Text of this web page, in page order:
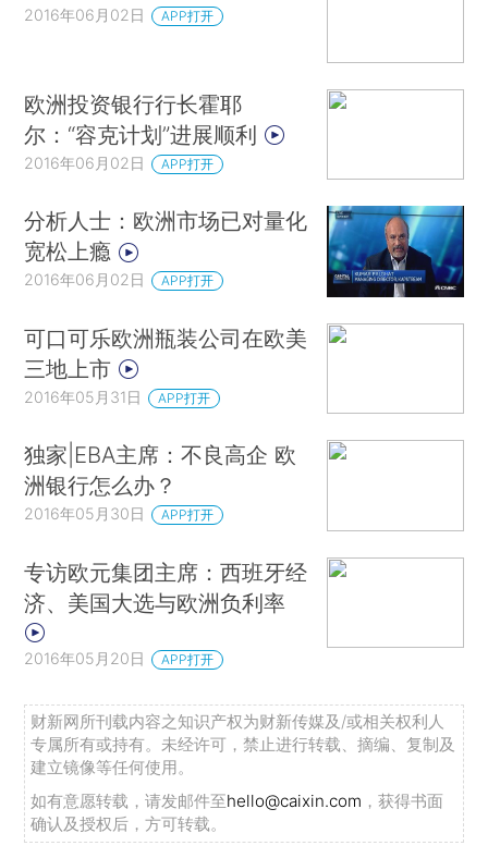
2016年06月02日 APP打开
欧洲投资银行行长霍耶
尔：“容克计划”进展顺利
2016年06月02日 APP打开
分析人士：欧洲市场已对量化
宽松上瘾
2016年06月02日 APP打开
可口可乐欧洲瓶装公司在欧美
三地上市
2016年05月31日 APP打开
独家|EBA主席：不良高企 欧
洲银行怎么办？
2016年05月30日 APP打开
专访欧元集团主席：西班牙经
济、美国大选与欧洲负利率
2016年05月20日 APP打开
财新网所刊载内容之知识产权为财新传媒及/或相关权利人
专属所有或持有。未经许可，禁止进行转载、摘编、复制及
建立镜像等任何使用。
如有意愿转载，请发邮件至hello@caixin.com ，获得书面
确认及授权后，方可转载。